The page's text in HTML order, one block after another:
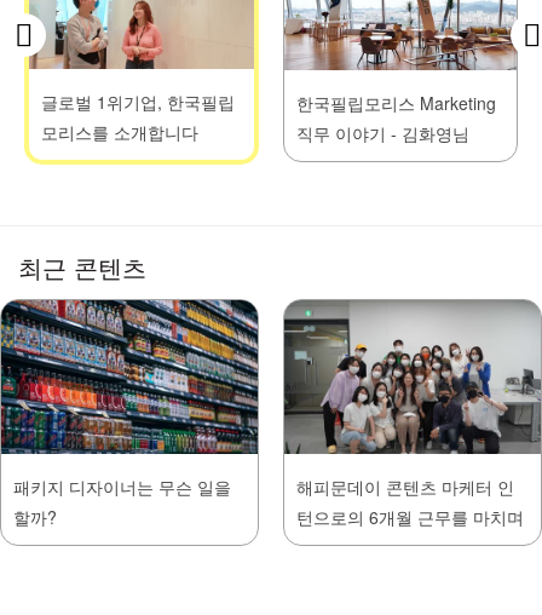
글로벌 1위기업, 한국필립
모리스를 소개합니다
한국필립모리스 Marketing
직무 이야기 - 김화영님
최근 콘텐츠
패키지 디자이너는 무슨 일을
할까?
해피문데이 콘텐츠 마케터 인
턴으로의 6개월 근무를 마치며